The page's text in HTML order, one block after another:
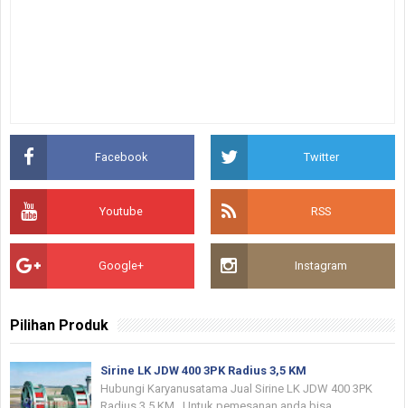
Facebook Twitter
Youtube RSS
Google+ Instagram
Pilihan Produk
Sirine LK JDW 400 3PK Radius 3,5 KM
Hubungi Karyanusatama Jual Sirine LK JDW 400 3PK